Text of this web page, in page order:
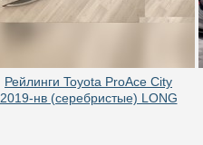
Рейлинги Toyota ProAce City
2019-нв (серебристые) LONG